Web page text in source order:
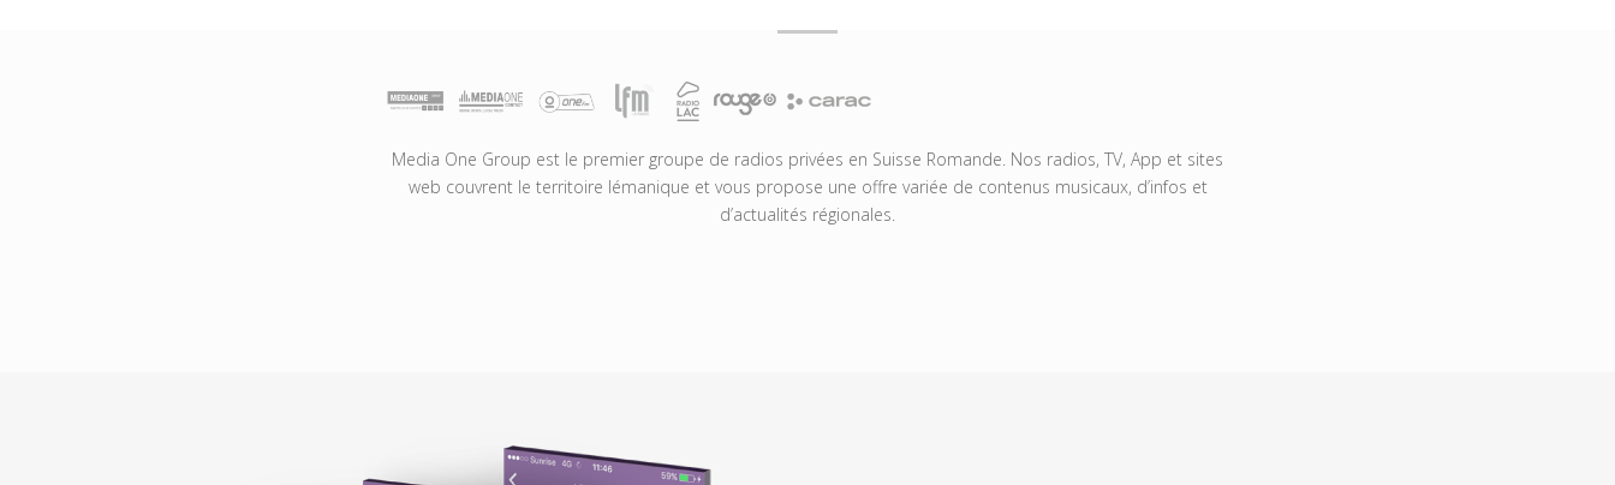
Media One Group est le premier groupe de radios privées en Suisse Romande. Nos radios, TV, App et sites
web couvrent le territoire lémanique et vous propose une offre variée de contenus musicaux, d’infos et
d’actualités régionales.